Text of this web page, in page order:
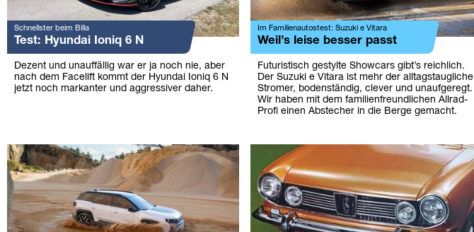
Schnellster beim Billa
Test: Hyundai Ioniq 6 N
Dezent und unauffällig war er ja noch nie, aber
nach dem Facelift kommt der Hyundai Ioniq 6 N
jetzt noch markanter und aggressiver daher.
Im Familienautostest: Suzuki e Vitara
Weil’s leise besser passt
Futuristisch gestylte Showcars gibt’s reichlich.
Der Suzuki e Vitara ist mehr der alltagstaugliche
Stromer, bodenständig, clever und unaufgeregt.
Wir haben mit dem familienfreundlichen Allrad-
Profi einen Abstecher in die Berge gemacht.